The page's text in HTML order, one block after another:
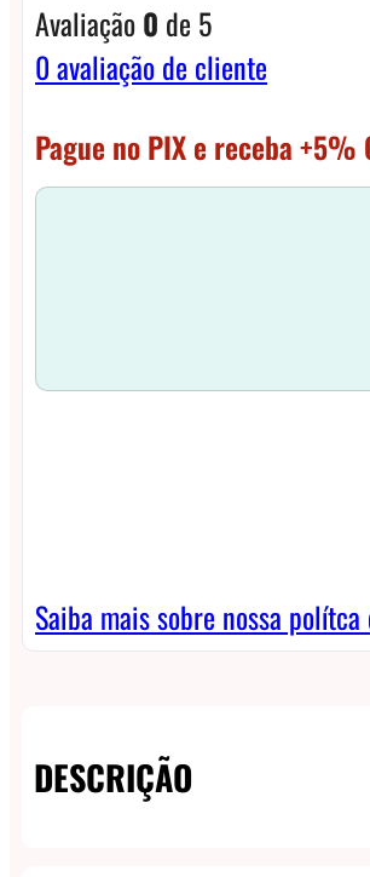
Avaliação0 de 5
0avaliação de cliente
Pague no PIX e receba +5%
Saiba mais sobre nossa
DESCRIÇÃO